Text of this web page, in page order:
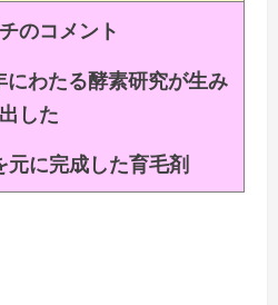
のコメント
わたる酵素研究が生み
出した
元に完成した育毛剤